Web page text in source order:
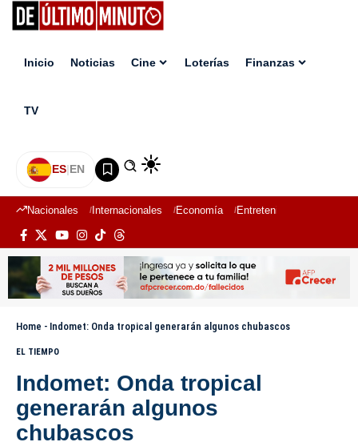
Inicio Noticias Cine Loterías Finanzas
TV
ES|EN
Nacionales Internacionales Economía Entretenimiento
Home - Indomet: Onda tropical generarán algunos chubascos
EL TIEMPO
Indomet: Onda tropical
generarán algunos
chubascos